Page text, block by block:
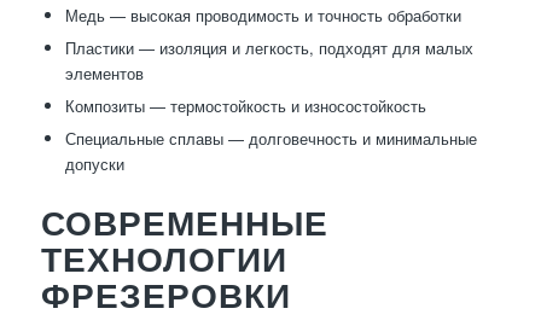
Медь — высокая проводимость и точность обработки
Пластики — изоляция и легкость, подходят для малых
элементов
Композиты — термостойкость и износостойкость
Специальные сплавы — долговечность и минимальные
допуски
СОВРЕМЕННЫЕ
ТЕХНОЛОГИИ
ФРЕЗЕРОВКИ